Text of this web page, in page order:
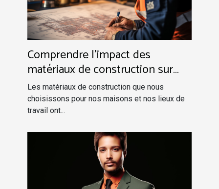
Comprendre l'impact des
matériaux de construction sur
notre bien-être
Les matériaux de construction que nous
choisissons pour nos maisons et nos lieux de
travail ont...